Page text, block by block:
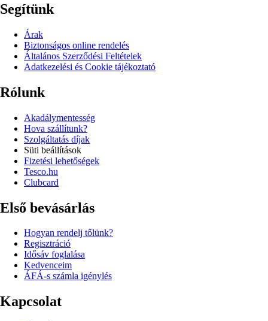
Segítünk
Árak
Biztonságos online rendelés
Általános Szerződési Feltételek
Adatkezelési és Cookie tájékoztató
Rólunk
Akadálymentesség
Hova szállítunk?
Szolgáltatás díjak
Süti beállítások
Fizetési lehetőségek
Tesco.hu
Clubcard
Első bevásárlás
Hogyan rendelj tőlünk?
Regisztráció
Idősáv foglalása
Kedvenceim
ÁFÁ-s számla igénylés
Kapcsolat